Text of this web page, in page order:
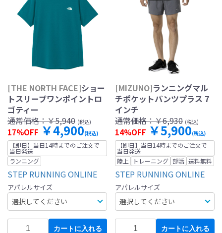
[THE NORTH FACE]ショー
トスリーブワンポイントロ
ゴティー
通常価格：￥5,940 (税込)
17%OFF ￥4,900(税込)
【即日】当日14時までのご注文で
当日発送
ランニング
STEP RUNNING ONLINE
アパレルサイズ
カートに入れる
[MIZUNO]ランニングマル
チポケットパンツプラス 7
インチ
通常価格：￥6,930 (税込)
14%OFF ￥5,900(税込)
【即日】当日14時までのご注文で
当日発送
陸上
トレーニング 部活 送料無料
STEP RUNNING ONLINE
アパレルサイズ
カートに入れる